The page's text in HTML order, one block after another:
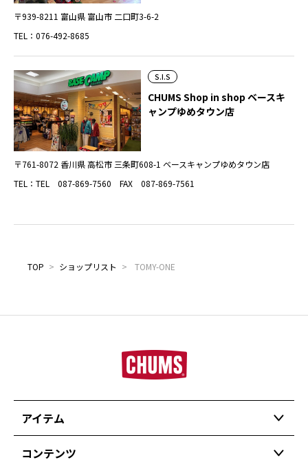
〒939-8211 富山県 富山市 二口町3-6-2
TEL：076-492-8685
S.I.S
CHUMS Shop in shop ベースキ
ャンプゆめタウン店
〒761-8072 香川県 高松市 三条町608-1 ベースキャンプゆめタウン店
TEL：TEL 087-869-7560 FAX 087-869-7561
TOP > ショップリスト > TOMY-ONE
アイテム
コンテンツ